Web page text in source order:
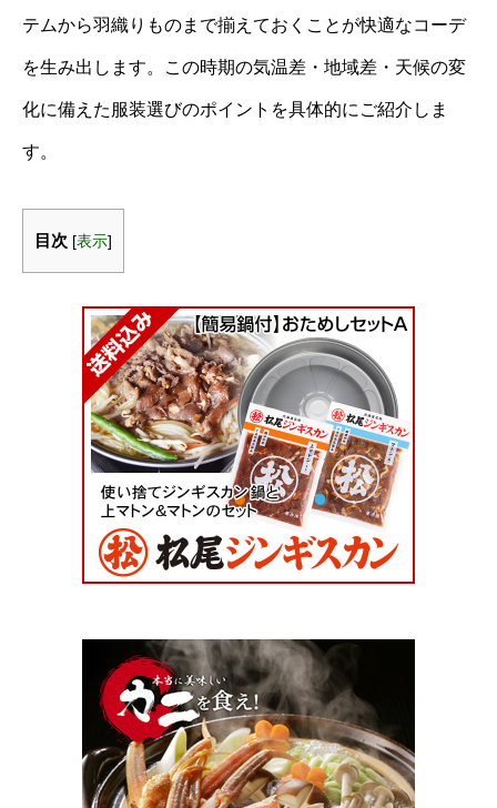
テムから羽織りものまで揃えておくことが快適なコーデ
を生み出します。この時期の気温差・地域差・天候の変
化に備えた服装選びのポイントを具体的にご紹介しま
す。
目次 [表示]